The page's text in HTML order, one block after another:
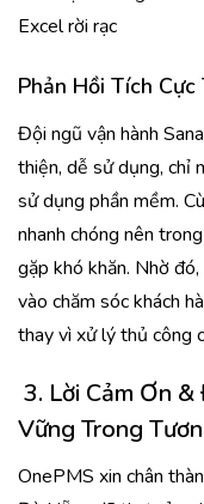
Excel rời rạc
Phản Hồi Tích
Đội ngũ vận hành
thiện, dễ sử dụng, chỉ
sử dụng phần mềm.
nhanh chóng nên
gặp khó khăn. Nhờ
vào chăm sóc khách
thay vì xử lý thủ công
3. Lời Cảm Ơn
Vững Trong
OnePMS xin chân